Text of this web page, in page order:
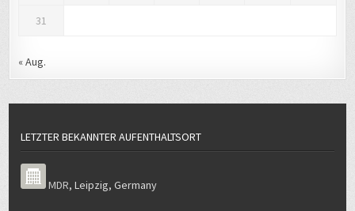
31
« Aug.
LETZTER BEKANNTER AUFENTHALTSORT
MDR,Leipzig,Germany